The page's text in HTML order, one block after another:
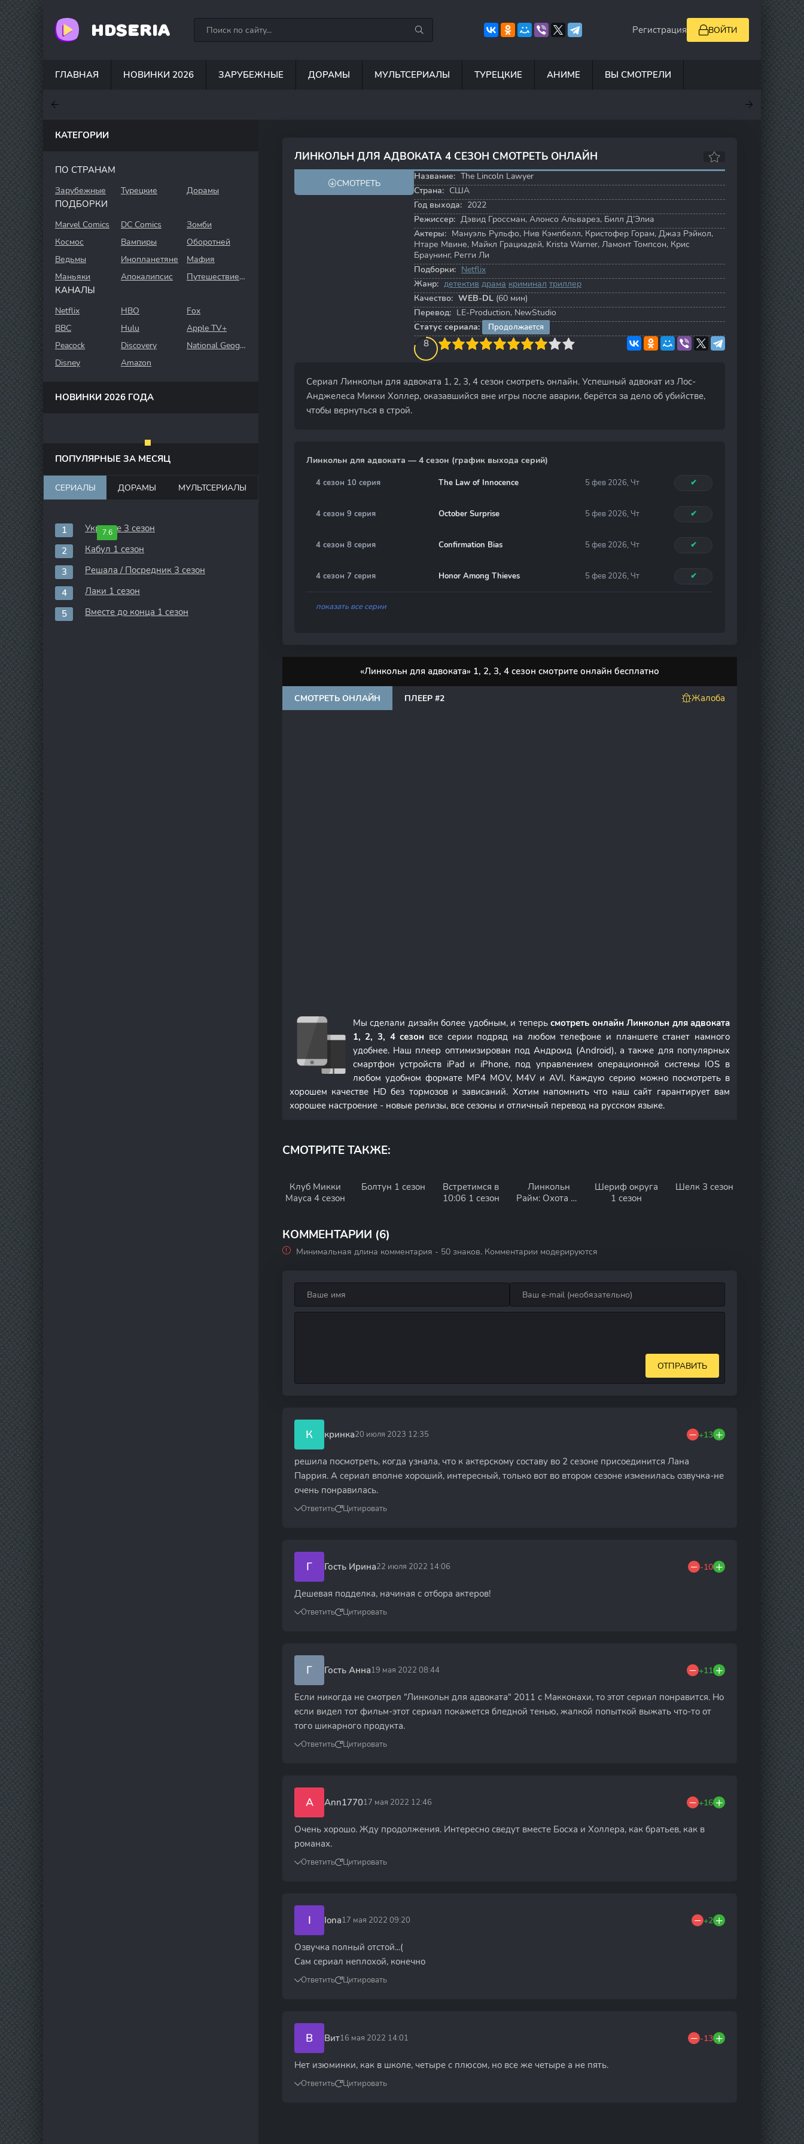
HDSERIA Регистрация ВОЙТИ
ГЛАВНАЯ НОВИНКИ 2026 ЗАРУБЕЖНЫЕ ДОРАМЫ МУЛЬТСЕРИАЛЫ ТУРЕЦКИЕ АНИМЕ ВЫ СМОТРЕЛИ
6.9
ЛИНКОЛЬН ДЛЯ АДВОКАТА 4 СЕЗОН СМОТРЕТЬ ОНЛАЙН
7.3 7.7
СМОТРЕТЬ
Название: The Lincoln Lawyer
Страна: США
Год выхода: 2022
Режиссер: Дэвид Гроссман, Алонсо Альварез, Билл Д’Элиа
Актеры: Мануэль Рульфо, Нив Кэмпбелл, Кристофер Горам, Джаз Рэйкол,
Нтаре Мвине, Майкл Грациадей, Krista Warner, Ламонт Томпсон, Крис
Браунинг, Регги Ли
Подборки: Netflix
Жанр: детектив драма криминал триллер
Качество: WEB-DL (60 мин)
Перевод: LE-Production, NewStudio
Статус сериала:
Продолжается
8
4 5 6 7 8 9 10
Сериал Линкольн для адвоката 1, 2, 3, 4 сезон смотреть онлайн. Успешный адвокат из Лос-
Анджелеса Микки Холлер, оказавшийся вне игры после аварии, берётся за дело об убийстве,
чтобы вернуться в строй.
Линкольн для адвоката — 4 сезон (график выхода серий)
4 сезон 10 серия The Law of Innocence 5 фев 2026, Чт ✔
4 сезон 9 серия October Surprise 5 фев 2026, Чт ✔
4 сезон 8 серия Confirmation Bias 5 фев 2026, Чт ✔
4 сезон 7 серия Honor Among Thieves 5 фев 2026, Чт ✔
показать все серии
«Линкольн для адвоката» 1, 2, 3, 4 сезон смотрите онлайн бесплатно
СМОТРЕТЬ ОНЛАЙН ПЛЕЕР #2 Жалоба
Мы сделали дизайн более удобным, и теперьсмотреть онлайн Линкольн для адвоката
1, 2, 3, 4 сезон все серии подряд на любом телефоне и планшете станет намного
удобнее. Наш плеер оптимизирован под Андроид (Android), а также для популярных
смартфон устройств iPad и iPhone, под управлением операционной системы IOS в
любом удобном формате MP4 MOV, M4V и AVI. Каждую серию можно посмотреть в
хорошем качестве HD без тормозов и зависаний. Хотим напомнить что наш сайт гарантирует вам
хорошее настроение - новые релизы, все сезоны и отличный перевод на русском языке.
СМОТРИТЕ ТАКЖЕ:
Клуб Микки
Мауса 4 сезон
Болтун 1 сезон
Встретимся в
10:06 1 сезон
Линкольн
Райм: Охота на
Шериф округа
1 сезон
Шелк 3 сезон
КОММЕНТАРИИ (6)
Минимальная длина комментария - 50 знаков. Комментарии модерируются
ОТПРАВИТЬ
К кринка20 июля 2023 12:35 +13
решила посмотреть, когда узнала, что к актерскому составу во 2 сезоне присоединится Лана
Паррия. А сериал вполне хороший, интересный, только вот во втором сезоне изменилась озвучка-не
очень понравилась.
Ответить Цитировать
Г Гость Ирина22 июля 2022 14:06 -10
Дешевая подделка, начиная с отбора актеров!
Ответить Цитировать
Г Гость Анна19 мая 2022 08:44 +11
Если никогда не смотрел "Линкольн для адвоката" 2011 с Макконахи, то этот сериал понравится. Но
если видел тот фильм-этот сериал покажется бледной тенью, жалкой попыткой выжать что-то от
того шикарного продукта.
Ответить Цитировать
A Ann177017 мая 2022 12:46 +16
Очень хорошо. Жду продолжения. Интересно сведут вместе Босха и Холлера, как братьев, как в
романах.
Ответить Цитировать
I Iona17 мая 2022 09:20 +2
Озвучка полный отстой...(
Сам сериал неплохой, конечно
Ответить Цитировать
В Вит16 мая 2022 14:01 -13
Нет изюминки, как в школе, четыре с плюсом, но все же четыре а не пять.
Ответить Цитировать
КАТЕГОРИИ
ПО СТРАНАМ
Зарубежные Турецкие Дорамы
ПОДБОРКИ
Marvel Comics DC Comics
Зомби
Космос
Вампиры
Оборотней
Ведьмы
Инопланетяне
Мафия
Маньяки
Апокалипсис Путешествие во времени
КАНАЛЫ
Netflix HBO
Fox
BBC
Hulu
Apple TV+
Peacock
Discovery
National Geographic
Disney
Amazon
НОВИНКИ 2026 ГОДА
ПОПУЛЯРНЫЕ ЗА МЕСЯЦ
СЕРИАЛЫ ДОРАМЫ МУЛЬТСЕРИАЛЫ
7.6
Укрытие 3 сезон
Кабул 1 сезон
Решала / Посредник 3 сезон
Лаки 1 сезон
Вместе до конца 1 сезон